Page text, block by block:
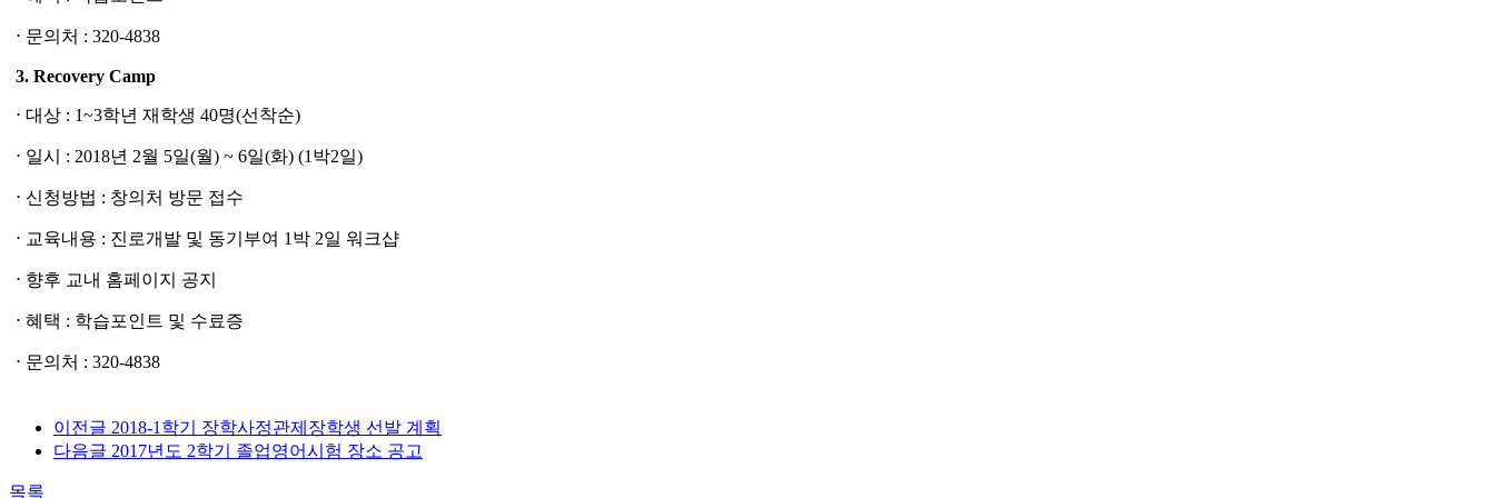
⋅ 문의처 : 320-4838
3. Recovery Camp
⋅ 대상 : 1~3학년 재학생 40명(선착순)
⋅ 일시 : 2018년 2월 5일(월) ~ 6일(화) (1박2일)
⋅ 신청방법 : 창의처 방문 접수
⋅ 교육내용 : 진로개발 및 동기부여 1박 2일 워크샵
⋅ 향후 교내 홈페이지 공지
⋅ 혜택 : 학습포인트 및 수료증
⋅ 문의처 : 320-4838
이전글 2018-1학기 장학사정관제장학생 선발 계획
다음글 2017년도 2학기 졸업영어시험 장소 공고
목록